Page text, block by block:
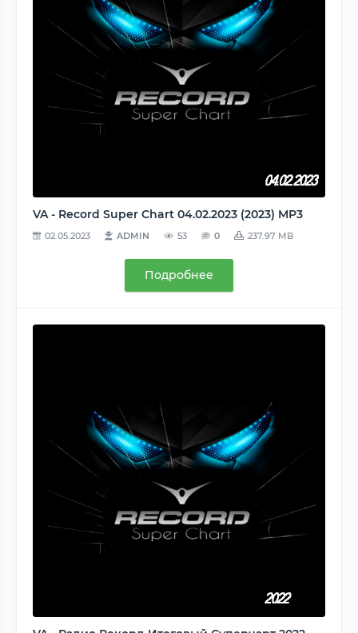
VA - Record Super Chart 04.02.2023 (2023) MP3
02.05.2023 ADMIN 53 0 237.97 MB
Подробнее